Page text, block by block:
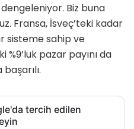
Biz buna
Fransa, İsveç’teki kadar
sisteme sahip ve
pazar payını da
tercih edilen